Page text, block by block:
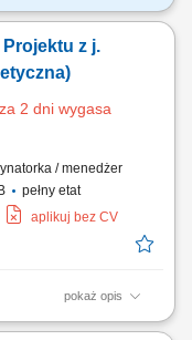
bezpiecznej
Udział w
Współpraca z
z j.
za 2 dni wygasa
/ menedżer
pełny etat
aplikuj bez CV
pokaż opis
Zakres